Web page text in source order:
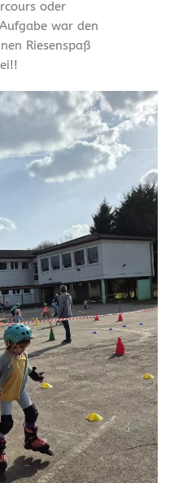
oder
war den
Riesenspaß